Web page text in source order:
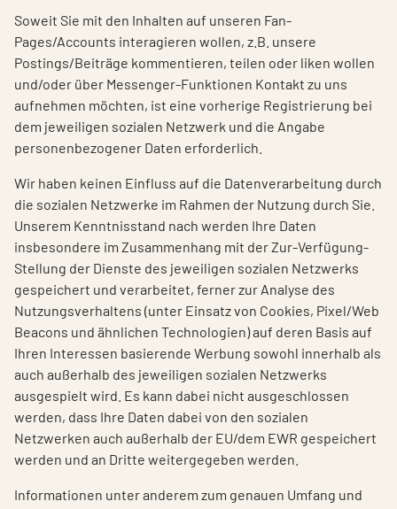
Soweit Sie mit den Inhalten auf unseren Fan-
Pages/Accounts interagieren wollen, z.B. unsere
Postings/Beiträge kommentieren, teilen oder liken wollen
und/oder über Messenger-Funktionen Kontakt zu uns
aufnehmen möchten, ist eine vorherige Registrierung bei
dem jeweiligen sozialen Netzwerk und die Angabe
personenbezogener Daten erforderlich.
Wir haben keinen Einfluss auf die Datenverarbeitung durch
die sozialen Netzwerke im Rahmen der Nutzung durch Sie.
Unserem Kenntnisstand nach werden Ihre Daten
insbesondere im Zusammenhang mit der Zur-Verfügung-
Stellung der Dienste des jeweiligen sozialen Netzwerks
gespeichert und verarbeitet, ferner zur Analyse des
Nutzungsverhaltens (unter Einsatz von Cookies, Pixel/Web
Beacons und ähnlichen Technologien) auf deren Basis auf
Ihren Interessen basierende Werbung sowohl innerhalb als
auch außerhalb des jeweiligen sozialen Netzwerks
ausgespielt wird. Es kann dabei nicht ausgeschlossen
werden, dass Ihre Daten dabei von den sozialen
Netzwerken auch außerhalb der EU/dem EWR gespeichert
werden und an Dritte weitergegeben werden.
Informationen unter anderem zum genauen Umfang und